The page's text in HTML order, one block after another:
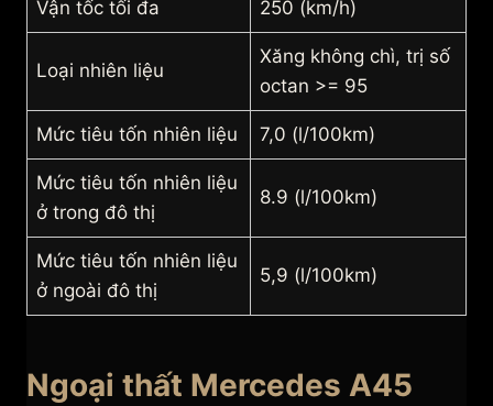
Vận tốc tối đa 250 (km/h)
Loại nhiên liệu
Xăng không chì, trị số
octan >= 95
Mức tiêu tốn nhiên liệu 7,0 (l/100km)
Mức tiêu tốn nhiên liệu
ở trong đô thị
8.9 (l/100km)
Mức tiêu tốn nhiên liệu
ở ngoài đô thị
5,9 (l/100km)
Ngoại thất Mercedes A45